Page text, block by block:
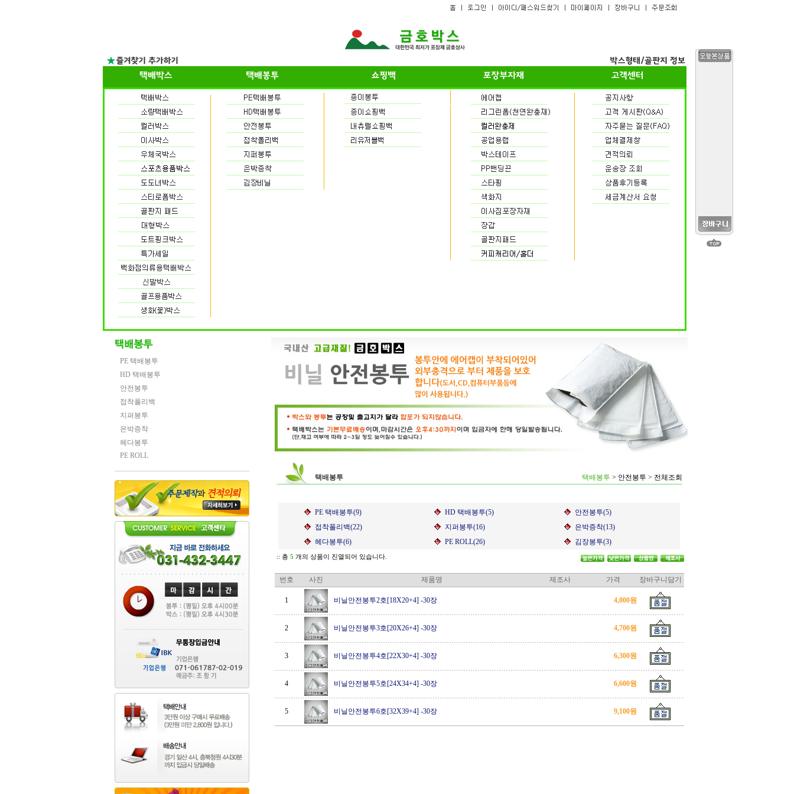
PE 택배봉투
HD 택배봉투
안전봉투
접착폴리백
지퍼봉투
은박증착
헤다봉투
PE ROLL
택배봉투 택배봉투 > 안전봉투 > 전체조회
PE 택배봉투(9) HD 택배봉투(5)
안전봉투(5)
접착폴리백(22)
지퍼봉투(16)
은박증착(13)
헤다봉투(6)
PE ROLL(26) 김장봉투(3)
:: 총 5 개의 상품이 진열되어 있습니다.
번호 사진 제품명 제조사 가격 장바구니담기
1 비닐안전봉투2호[18X20+4] -30장 4,000원
2 비닐안전봉투3호[20X26+4] -30장 4,700원
3 비닐안전봉투4호[22X30+4] -30장 6,300원
4 비닐안전봉투5호[24X34+4] -30장 6,600원
5 비닐안전봉투6호[32X39+4] -30장 9,100원